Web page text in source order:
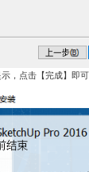
点击【完成】即可